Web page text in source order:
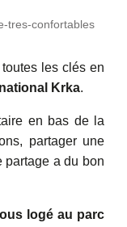
tres-confortables
les clés en
Krka.
en bas de la
partager une
a du bon
logé au parc